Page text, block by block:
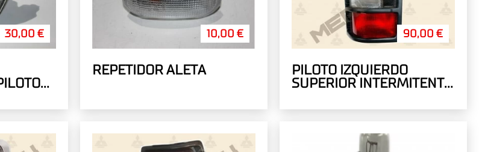
30,00 € 10,00 €
REPETIDOR ALETA
90,00 €
PILOTO IZQUIERDO
SUPERIOR INTERMITENTE